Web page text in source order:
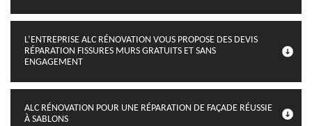
L’ENTREPRISE ALC RÉNOVATION VOUS PROPOSE DES DEVIS
RÉPARATION FISSURES MURS GRATUITS ET SANS
ENGAGEMENT
ALC RÉNOVATION POUR UNE RÉPARATION DE FAÇADE RÉUSSIE
À SABLONS